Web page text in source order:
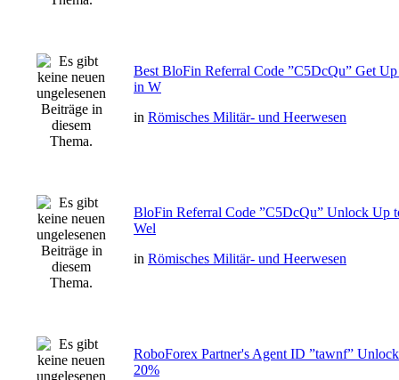
Best BloFin Referral Code ”C5DcQu” Get
in W
in Römisches Militär- und Heerwesen
BloFin Referral Code ”C5DcQu” Unlock Up
Wel
in Römisches Militär- und Heerwesen
RoboForex Partner's Agent ID ”tawnf”
20%